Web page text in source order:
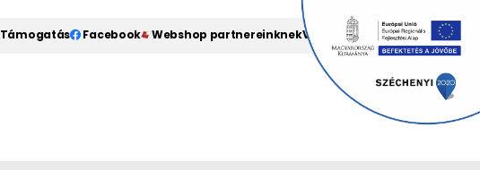
Támogatás Facebook Webshop partnereinknekValorecsempe.hu